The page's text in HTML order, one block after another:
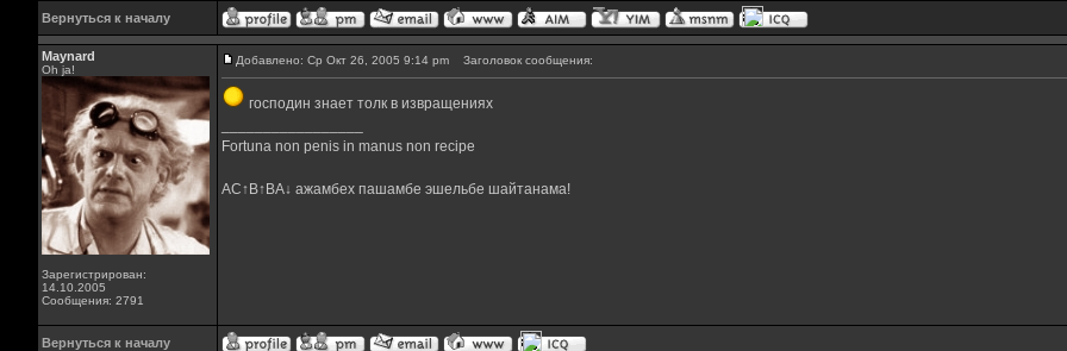
Вернуться к началу
Maynard
Oh ja!
Зарегистрирован:
14.10.2005
Сообщения: 2791
Добавлено: Ср Окт 26, 2005 9:14 pm Заголовок сообщения:
господин знает толк в извращениях
Fortuna non penis in manus non recipe
AC↑B↑BA↓ ажамбех пашамбе эшельбе шайтанама!
Вернуться к началу